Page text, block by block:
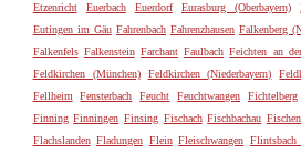
Etzenricht
Euerbach Euerdorf Eurasburg (Oberbayern)
Eutingen im Gäu Fahrenbach Fahrenzhausen Falkenberg
Falkenfels Falkenstein Farchant Faulbach Feichten an
Feldkirchen (München)
Feldkirchen (Niederbayern)
Fellheim
Fensterbach Feucht Feuchtwangen Fichtelberg
Finning Finningen Finsing Fischach Fischbachau
Flachslanden Fladungen Flein Fleischwangen